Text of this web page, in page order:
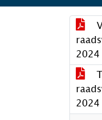
2024